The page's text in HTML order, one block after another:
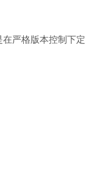
严格版本控制下定